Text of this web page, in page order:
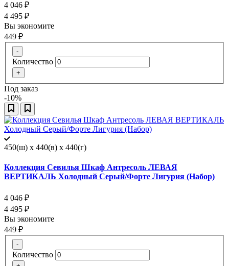
4 046 ₽
4 495 ₽
Вы экономите
449 ₽
-
Количество
+
Под заказ
-10%
450(ш) x 440(в) x 440(г)
Коллекция Севилья Шкаф Антресоль ЛЕВАЯ
ВЕРТИКАЛЬ Холодный Серый/Форте Лигурия (Набор)
4 046 ₽
4 495 ₽
Вы экономите
449 ₽
-
Количество